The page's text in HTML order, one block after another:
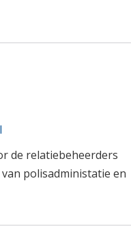
de relatiebeheerders
polisadministatie en